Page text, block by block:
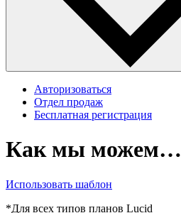
Авторизоваться
Отдел продаж
Бесплатная регистрация
Как мы можем…
Использовать шаблон
*Для всех типов планов Lucid